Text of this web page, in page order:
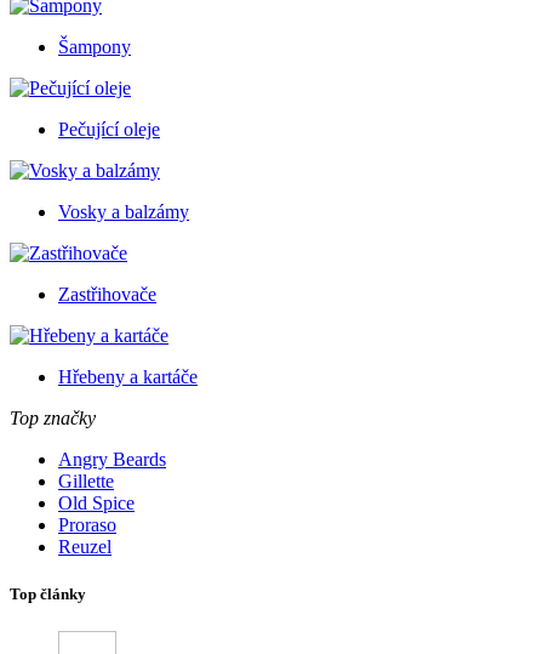
Šampony
Pečující oleje
Vosky a balzámy
Zastřihovače
Hřebeny a kartáče
Top značky
Angry Beards
Gillette
Old Spice
Proraso
Reuzel
Top články